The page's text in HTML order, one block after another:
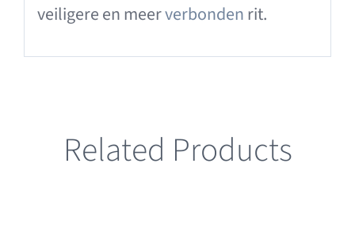
veiligere en meerverbondenrit.
Related Products